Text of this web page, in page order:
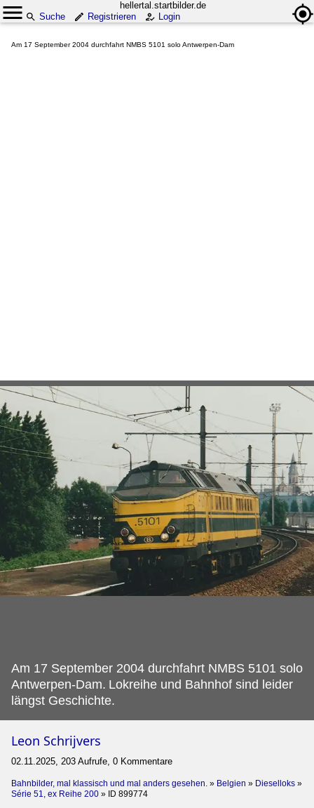
hellertal.startbilder.de
Suche
Registrieren Login
Am 17 September 2004 durchfahrt NMBS 5101 solo Antwerpen-Dam
Am 17 September 2004 durchfahrt NMBS 5101 solo
Antwerpen-Dam. Lokreihe und Bahnhof sind leider
längst Geschichte.
Leon Schrijvers
02.11.2025, 203 Aufrufe, 0 Kommentare
Bahnbilder, mal klassisch und mal anders gesehen. » Belgien » Dieselloks »
Série 51, ex Reihe 200 » ID 899774